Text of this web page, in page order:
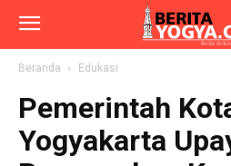
Beranda Edukasi
Pemerintah
Yogyakarta